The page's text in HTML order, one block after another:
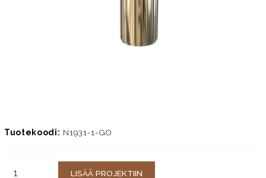
Tuotekoodi: N1931-1-GO
LISÄÄ PROJEKTIIN